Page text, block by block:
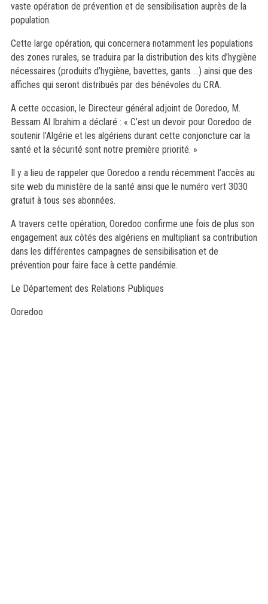
vaste opération de prévention et de sensibilisation auprès de la
population.
Cette large opération, qui concernera notamment les populations
des zones rurales, se traduira par la distribution des kits d’hygiène
nécessaires (produits d’hygiène, bavettes, gants …) ainsi que des
affiches qui seront distribués par des bénévoles du CRA.
A cette occasion, le Directeur général adjoint de Ooredoo, M.
Bessam Al Ibrahim a déclaré : « C’est un devoir pour Ooredoo de
soutenir l’Algérie et les algériens durant cette conjoncture car la
santé et la sécurité sont notre première priorité. »
Il y a lieu de rappeler que Ooredoo a rendu récemment l’accès au
site web du ministère de la santé ainsi que le numéro vert 3030
gratuit à tous ses abonnées.
A travers cette opération, Ooredoo confirme une fois de plus son
engagement aux côtés des algériens en multipliant sa contribution
dans les différentes campagnes de sensibilisation et de
prévention pour faire face à cette pandémie.
Le Département des Relations Publiques
Ooredoo